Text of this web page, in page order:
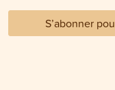
S’abonner